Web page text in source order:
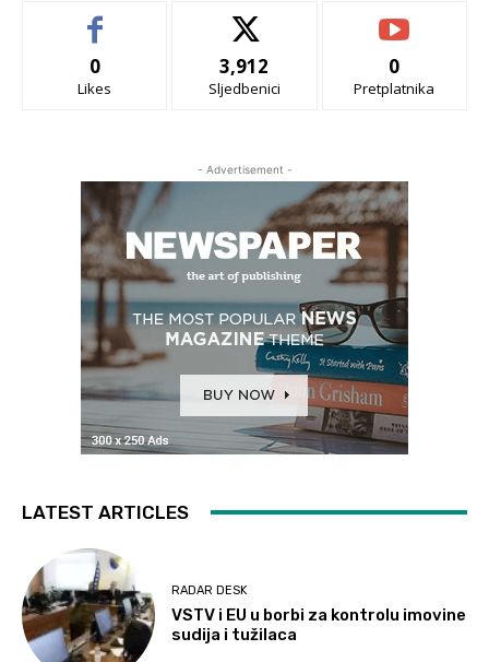
0
Likes
3,912
Sljedbenici
0
Pretplatnika
- Advertisement -
LATEST ARTICLES
RADAR DESK
VSTV i EU u borbi za kontrolu imovine
sudija i tužilaca